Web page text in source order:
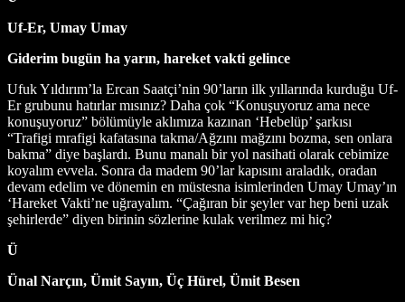
Uf-Er, Umay Umay
Giderim bugün ha yarın, hareket vakti gelince
Ufuk Yıldırım’la Ercan Saatçi’nin 90’ların ilk yıllarında kurduğu Uf-
Er grubunu hatırlar mısınız? Daha çok “Konuşuyoruz ama nece
konuşuyoruz” bölümüyle aklımıza kazınan ‘Hebelüp’ şarkısı
“Trafigi mrafigi kafatasına takma/Ağzını mağzını bozma, sen onlara
bakma” diye başlardı. Bunu manalı bir yol nasihati olarak cebimize
koyalım evvela. Sonra da madem 90’lar kapısını araladık, oradan
devam edelim ve dönemin en müstesna isimlerinden Umay Umay’ın
‘Hareket Vakti’ne uğrayalım. “Çağıran bir şeyler var hep beni uzak
şehirlerde” diyen birinin sözlerine kulak verilmez mi hiç?
Ü
Ünal Narçın, Ümit Sayın, Üç Hürel, Ümit Besen